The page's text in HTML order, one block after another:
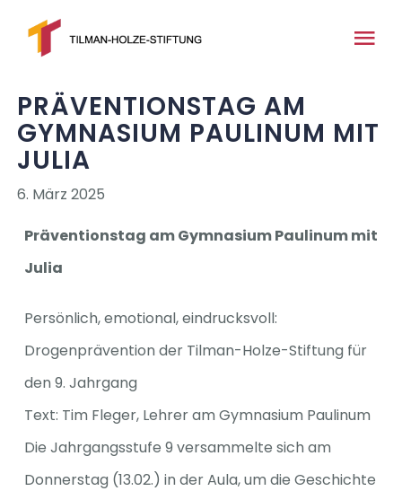
Inhalt
Home
Über uns
Projekte
Spenden
PRÄVENTIONSTAG AM
GYMNASIUM PAULINUM MIT
JULIA
6. März 2025
Präventionstag am Gymnasium Paulinum mit
Julia
Persönlich, emotional, eindrucksvoll:
Drogenprävention der Tilman-Holze-Stiftung für
den 9. Jahrgang
Text: Tim Fleger, Lehrer am Gymnasium Paulinum
Die Jahrgangsstufe 9 versammelte sich am
Donnerstag (13.02.) in der Aula, um die Geschichte